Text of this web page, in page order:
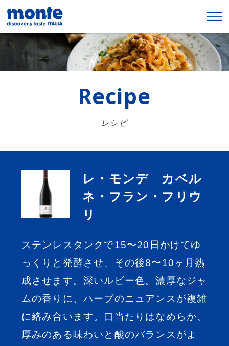
Recipe
レシピ
レ・モンデ カベル
ネ・フラン・フリウ
リ
ステンレスタンクで15〜20日かけてゆ
っくりと発酵させ、その後8〜10ヶ月熟
成させます。深いルビー色。濃厚なジャ
ムの香りに、ハーブのニュアンスが複雑
に絡み合います。口当たりはなめらか、
厚みのある味わいと酸のバランスがよ